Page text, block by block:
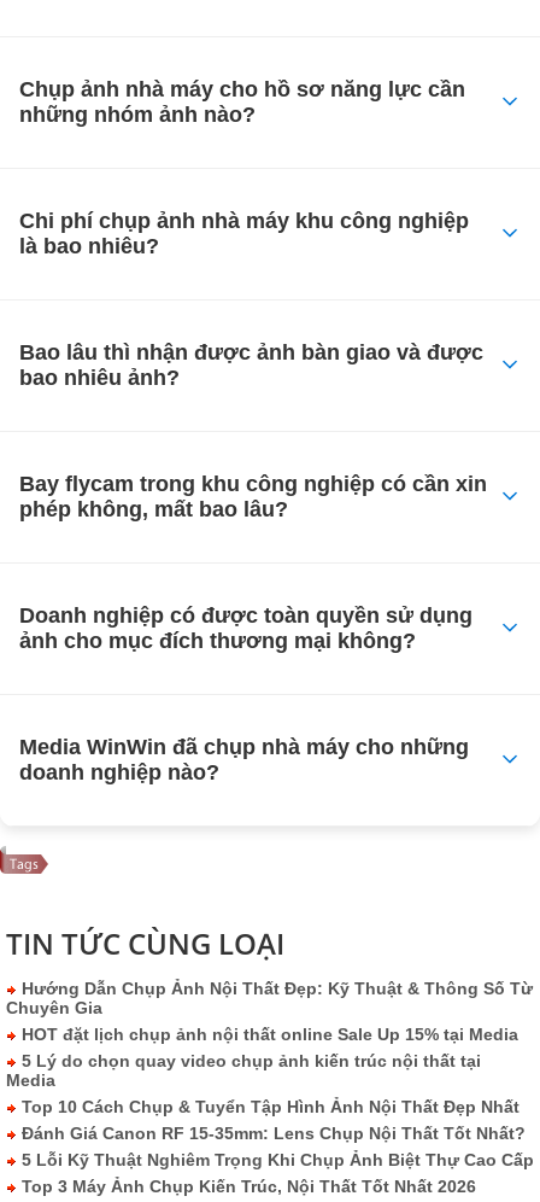
Chụp ảnh nhà máy cho hồ sơ năng lực cần
những nhóm ảnh nào?
Chi phí chụp ảnh nhà máy khu công nghiệp
là bao nhiêu?
Bao lâu thì nhận được ảnh bàn giao và được
bao nhiêu ảnh?
Bay flycam trong khu công nghiệp có cần xin
phép không, mất bao lâu?
Doanh nghiệp có được toàn quyền sử dụng
ảnh cho mục đích thương mại không?
Media WinWin đã chụp nhà máy cho những
doanh nghiệp nào?
TIN TỨC CÙNG LOẠI
Hướng Dẫn Chụp Ảnh Nội Thất Đẹp: Kỹ Thuật & Thông Số Từ
Chuyên Gia
HOT đặt lịch chụp ảnh nội thất online Sale Up 15% tại Media
5 Lý do chọn quay video chụp ảnh kiến trúc nội thất tại
Media
Top 10 Cách Chụp & Tuyển Tập Hình Ảnh Nội Thất Đẹp Nhất
Đánh Giá Canon RF 15-35mm: Lens Chụp Nội Thất Tốt Nhất?
5 Lỗi Kỹ Thuật Nghiêm Trọng Khi Chụp Ảnh Biệt Thự Cao Cấp
Top 3 Máy Ảnh Chụp Kiến Trúc, Nội Thất Tốt Nhất 2026